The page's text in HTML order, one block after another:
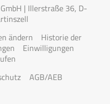
| Illerstraße 36, D-
ändern Historie der
Einwilligungen
AGB/AEB